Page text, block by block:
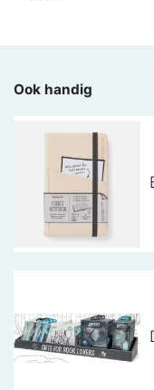
Ook handig